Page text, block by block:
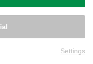
Ihre Runde
Haben Sie Ihr
einfach
Settings